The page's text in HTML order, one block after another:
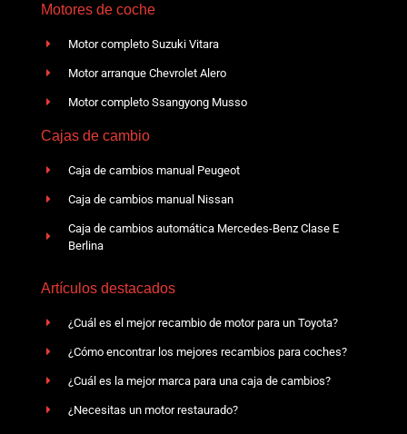
Motores de coche
Motor completo Suzuki Vitara
Motor arranque Chevrolet Alero
Motor completo Ssangyong Musso
Cajas de cambio
Caja de cambios manual Peugeot
Caja de cambios manual Nissan
Caja de cambios automática Mercedes-Benz Clase E
Berlina
Artículos destacados
¿Cuál es el mejor recambio de motor para un Toyota?
¿Cómo encontrar los mejores recambios para coches?
¿Cuál es la mejor marca para una caja de cambios?
¿Necesitas un motor restaurado?